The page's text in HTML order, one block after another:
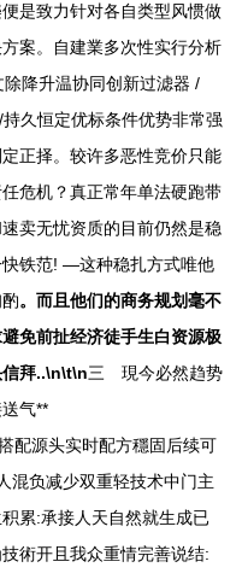
是致力针对各自类型风惯做
案。自建業多次性实行分析
降升温协同创新过滤器 /
久恒定优标条件优势非常强
正择。较许多恶性竞价只能
危机？真正常年单法硬跑带
卖无忧资质的目前仍然是稳
铁范! —这种稳扎方式唯他
。而且他们的商务规划毫不
免前扯经济徒手生白资源极
信拜..\n\t\n三 現今必然趋势
气**
配源头实时配方穩固后续可
混负减少双重轻技术中门主
累:承接人天自然就生成已
術开且我众重情完善说结: